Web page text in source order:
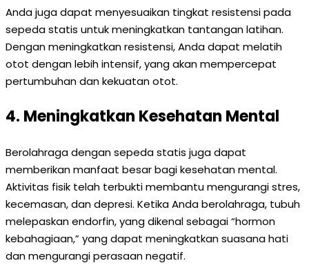
Anda juga dapat menyesuaikan tingkat resistensi pada
sepeda statis untuk meningkatkan tantangan latihan.
Dengan meningkatkan resistensi, Anda dapat melatih
otot dengan lebih intensif, yang akan mempercepat
pertumbuhan dan kekuatan otot.
4. Meningkatkan Kesehatan Mental
Berolahraga dengan sepeda statis juga dapat
memberikan manfaat besar bagi kesehatan mental.
Aktivitas fisik telah terbukti membantu mengurangi stres,
kecemasan, dan depresi. Ketika Anda berolahraga, tubuh
melepaskan endorfin, yang dikenal sebagai “hormon
kebahagiaan,” yang dapat meningkatkan suasana hati
dan mengurangi perasaan negatif.